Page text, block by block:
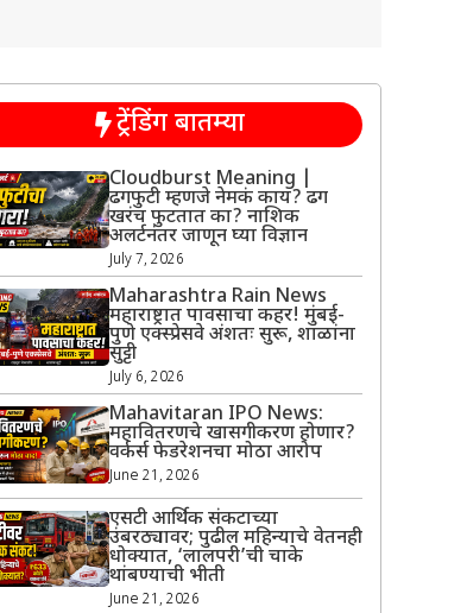
ट्रेंडिंग बातम्या
Cloudburst Meaning |
ढगफुटी म्हणजे नेमकं काय? ढग
खरंच फुटतात का? नाशिक
अलर्टनंतर जाणून घ्या विज्ञान
July 7, 2026
Maharashtra Rain News
महाराष्ट्रात पावसाचा कहर! मुंबई-
पुणे एक्स्प्रेसवे अंशतः सुरू, शाळांना
सुट्टी
July 6, 2026
Mahavitaran IPO News:
महावितरणचे खासगीकरण होणार?
वर्कर्स फेडरेशनचा मोठा आरोप
June 21, 2026
एसटी आर्थिक संकटाच्या
उंबरठ्यावर; पुढील महिन्याचे वेतनही
धोक्यात, ‘लालपरी’ची चाके
थांबण्याची भीती
June 21, 2026